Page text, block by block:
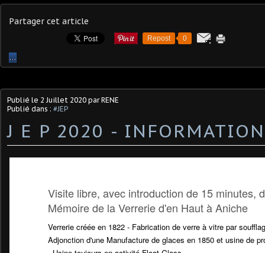
Partager cet article
Repost 0
…
Publié le 2 Juillet 2020 par RENE
Publié dans : #JEP
J E P 2020 -
Visite libre, avec introduction de 15 minutes,
Mémoire de la Verrerie d'en Haut à Aniche
Verrerie créée en 1822 - Fabrication de verre à vitre par
Adjonction d'une Manufacture de glaces en 1850 et usine de